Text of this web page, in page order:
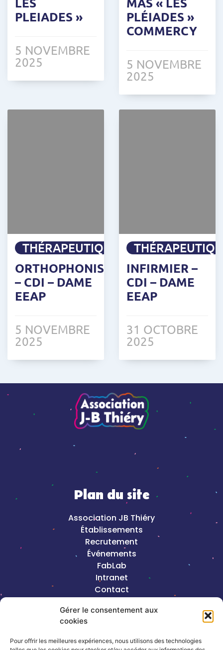
Gérer le consentement aux
cookies
Pour offrir les meilleures expériences, nous utilisons des technologies
PLEIADES »
5 NOVEMBRE
2025
PLÉIADES »
COMMERCY
5 NOVEMBRE
2025
THÉRAPEUTIQUE
ORTHOPHONISTE
– CDI – DAME
EEAP
5 NOVEMBRE
2025
INFIRMIER –
CDI – DAME
EEAP
31 OCTOBRE
2025
Plan du site
Association JB Thiéry
Établissements
Recrutement
Événements
FabLab
Intranet
Contact
site internet, Keole & Gazoline